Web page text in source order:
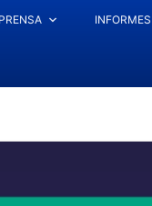
PRENSA INFORMES